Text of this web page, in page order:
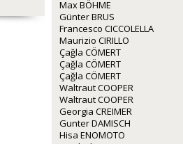
Max BÖHME
Günter BRUS
Francesco CICCOLELLA
Maurizio CIRILLO
Çağla CÖMERT
Çağla CÖMERT
Çağla CÖMERT
Waltraut COOPER
Waltraut COOPER
Georgia CREIMER
Gunter DAMISCH
Hisa ENOMOTO